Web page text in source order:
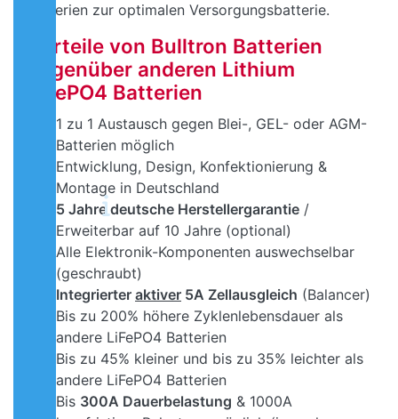
Batterien zur optimalen Versorgungsbatterie.
Vorteile von Bulltron Batterien
gegenüber anderen Lithium
LiFePO4 Batterien
1 zu 1 Austausch gegen Blei-, GEL- oder AGM-
Batterien möglich
Entwicklung, Design, Konfektionierung &
Montage in Deutschland
5 Jahre deutsche Herstellergarantie /
Erweiterbar auf 10 Jahre (optional)
Alle Elektronik-Komponenten auswechselbar
(geschraubt)
Integrierter aktiver 5A Zellausgleich (Balancer)
Bis zu 200% höhere Zyklenlebensdauer als
andere LiFePO4 Batterien
Bis zu 45% kleiner und bis zu 35% leichter als
andere LiFePO4 Batterien
Bis 300A Dauerbelastung & 1000A